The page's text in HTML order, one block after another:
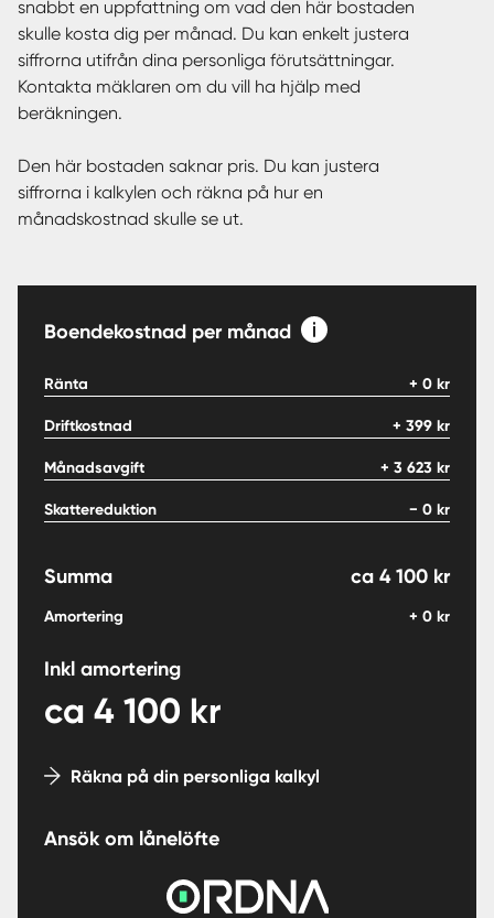
snabbt en uppfattning om vad den här bostaden
skulle kosta dig per månad. Du kan enkelt justera
siffrorna utifrån dina personliga förutsättningar.
Kontakta mäklaren om du vill ha hjälp med
beräkningen.
Den här bostaden saknar pris. Du kan justera
siffrorna i kalkylen och räkna på hur en
månadskostnad skulle se ut.
Boendekostnad per månad
Ränta + 0 kr
Driftkostnad + 399 kr
Månadsavgift + 3 623 kr
Skattereduktion − 0 kr
Summa ca 4 100 kr
Amortering + 0 kr
Inkl amortering
ca 4 100 kr
Räkna på din personliga kalkyl
Ansök om lånelöfte